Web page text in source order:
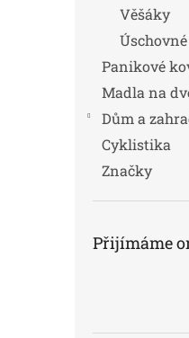
Věšáky
Panikové
Madla na
Dům a
Cyklistika
Značky
Přijímáme